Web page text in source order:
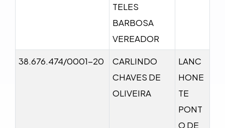
TELES
BARBOSA
VEREADOR
38.676.474/0001-20
CARLINDO
CHAVES DE
OLIVEIRA
LANC
HONE
TE
PONT
O DE